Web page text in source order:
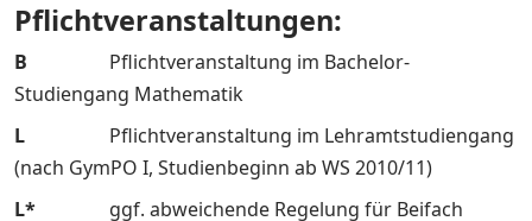
Pflichtveranstaltungen:
B
Pflichtveranstaltung im Bachelor-
Studiengang Mathematik
L
Pflichtveranstaltung im Lehramtstudiengang
(nach GymPO I, Studienbeginn ab WS 2010/11)
L*
ggf. abweichende Regelung für Beifach